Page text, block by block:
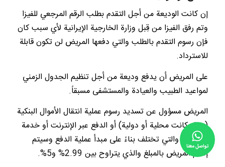
إن كانت الوديعة من أجل التقدم بطلب الرقم المرجعي للفيزا
وتم رفق الفيزا من قِبل وزارة الخارجية الإيرانية لأي سبب كان
فإن رسوم التقدم بالطلب والتي دفعها المريض لن تكون قابلة
للاسترداد.
على المريض أن يدفع وديعة من أجل تنظيم الجدول الزمني
لمواعيد الطبيب والعيادة والمستشفى مسبقاً.
المريض مسؤول عن تسديد رسوم عملية انتقال الأموال البنكية
(سواء كانت محلية أو دولية) أو الدفع عبر الإنترنت أو خدمة
PayPal والتي تختلف بناءً على مبدأ عملية الدفع وسيتم
إعلام المريض بالمبلغ والذي يتراوح بين 2.99% و5%.
تواصل معنا